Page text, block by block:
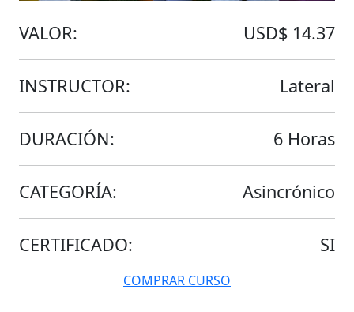
VALOR: USD$ 14.37
INSTRUCTOR: Lateral
DURACIÓN: 6 Horas
CATEGORÍA: Asincrónico
CERTIFICADO: SI
COMPRAR CURSO